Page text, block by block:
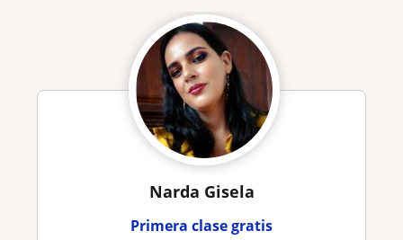
Narda Gisela
Primera clase gratis